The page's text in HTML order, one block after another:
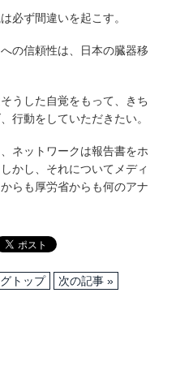
必ず間違いを起こす。
の信頼性は、日本の臓器移
うした自覚をもって、きち
行動をしていただきたい。
ネットワークは報告書をホ
かし、それについてメディ
らも厚労省からも何のアナ
トップ 次の記事 »